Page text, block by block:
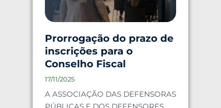
Prorrogação do prazo de
inscrições para o
Conselho Fiscal
17/11/2025
A ASSOCIAÇÃO DAS DEFENSORAS